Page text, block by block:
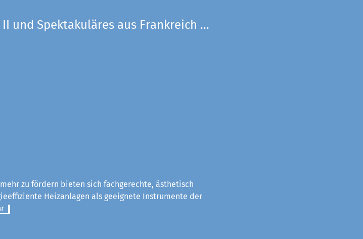
II und Spektakuläres aus Frankreich ...
zu fördern bieten sich fachgerechte, ästhetisch
Heizanlagen als geeignete Instrumente der